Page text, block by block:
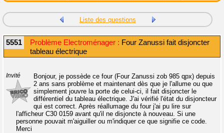
Liste des questions
5551 Problème Electroménager : Four Zanussi fait disjoncter
tableau électrique
Invité
Bonjour, je possède ce four (Four Zanussi zob 985 qpx) depuis
2 ans sans problème et maintenant dès que je l'allume ou que
simplement jouvre la porte de celui-ci, il fait disjoncter le
différentiel du tableau électrique. J'ai vérifié l'état du disjoncteur
qui est correct. Après réallumage du four j'ai pu lire sur
l'afficheur C30 0159 avant qu'il ne disjoncte à nouveau. Si une
personne pouvait m'aiguiller ou m'indiquer ce que signifie ce code.
Merci